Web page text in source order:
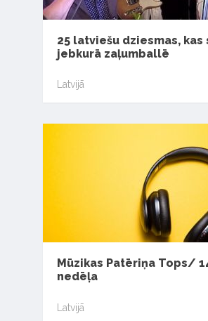
25 latviešu dziesmas, kas
jebkurā zaļumballē
Latvijā
Mūzikas Patēriņa Tops/
nedēļa
Latvijā